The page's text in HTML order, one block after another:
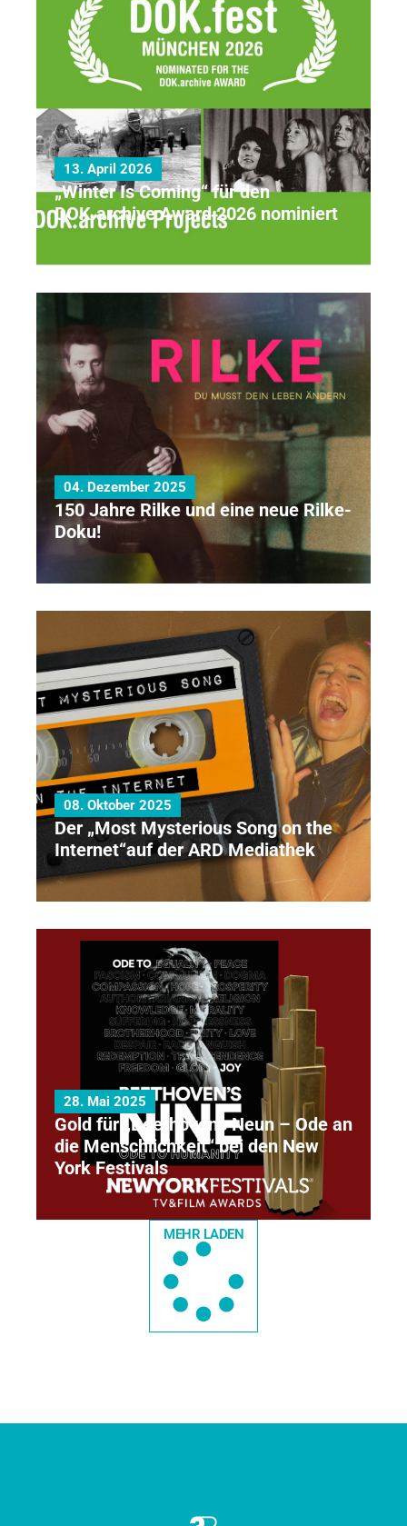
13. April 2026
„Winter Is Coming“ für den
DOK.archive Award 2026 nominiert
04. Dezember 2025
150 Jahre Rilke und eine neue Rilke-
Doku!
08. Oktober 2025
Der „Most Mysterious Song on the
Internet“auf der ARD Mediathek
28. Mai 2025
Gold für „Beethovens Neun – Ode an
die Menschlichkeit“ bei den New
York Festivals
MEHR LADEN